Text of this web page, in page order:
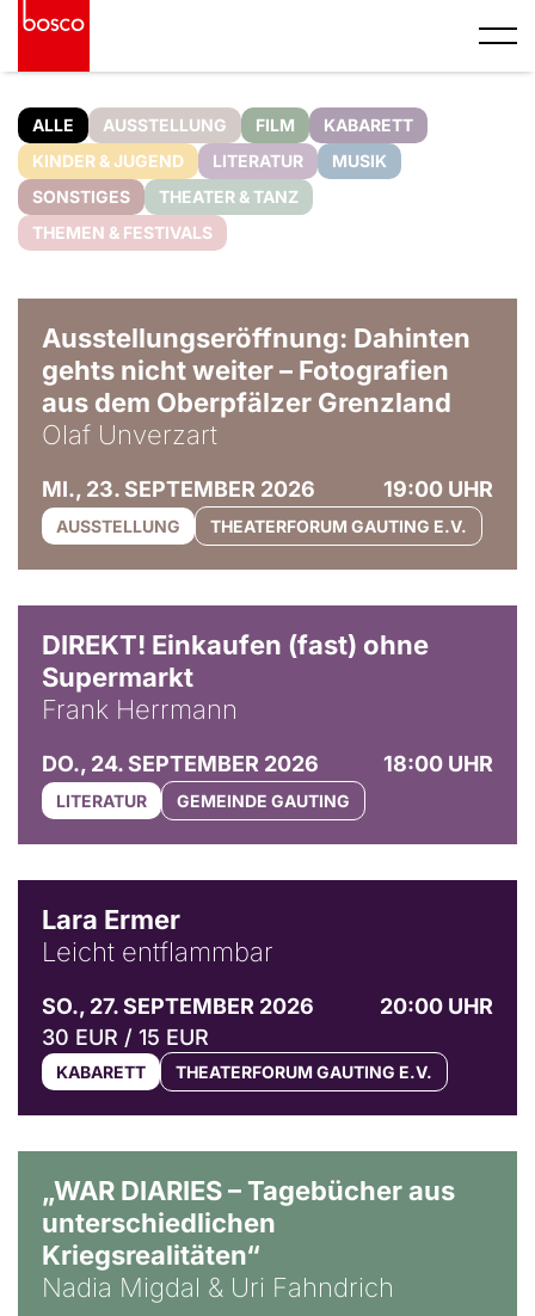
ALLE AUSSTELLUNG FILM
KABARETT
KINDER & JUGEND
LITERATUR
MUSIK
SONSTIGES
THEATER & TANZ
THEMEN & FESTIVALS
Ausstellungseröffnung: Dahinten
gehts nicht weiter – Fotografien
aus dem Oberpfälzer Grenzland
Olaf Unverzart
MI., 23. SEPTEMBER 2026 19:00 UHR
AUSSTELLUNG THEATERFORUM GAUTING E.V.
DIREKT! Einkaufen (fast) ohne
Supermarkt
Frank Herrmann
DO., 24. SEPTEMBER 2026 18:00 UHR
LITERATUR GEMEINDE GAUTING
Lara Ermer
Leicht entflammbar
SO., 27. SEPTEMBER 2026
20:00 UHR
30 EUR / 15 EUR
KABARETT THEATERFORUM GAUTING E.V.
„WAR DIARIES – Tagebücher aus
unterschiedlichen
Kriegsrealitäten“
Nadia Migdal & Uri Fahndrich